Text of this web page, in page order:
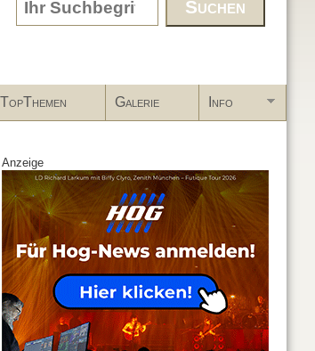
Search form
TopThemen Galerie Info
Anzeige